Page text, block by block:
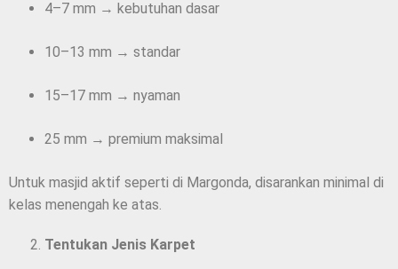
4–7 mm → kebutuhan dasar
10–13 mm → standar
15–17 mm → nyaman
25 mm → premium maksimal
Untuk masjid aktif seperti di Margonda, disarankan minimal di
kelas menengah ke atas.
Tentukan Jenis Karpet